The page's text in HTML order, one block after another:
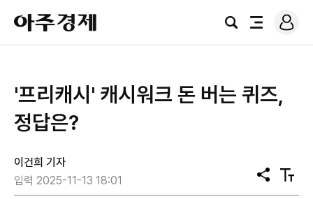
아
주
경
검
전
로
그
'프리캐시' 캐시워크 돈 버는 퀴즈,
정답은?
이건희 기자
입력 2025-11-13 18:01
공
유
텍
스